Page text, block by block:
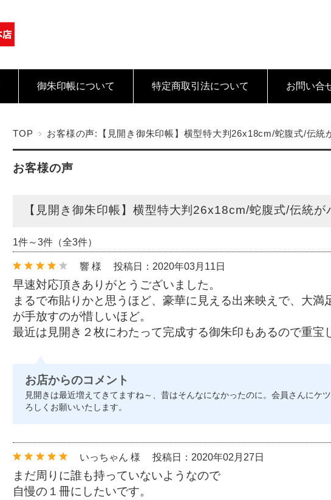
御朱印帳について 特定商取引法について お問い合
TOP お客様の声:【見開き御朱印帳】横型特大判26x18cm/蛇腹式/伝統
お客様の声
【見開き御朱印帳】横型特大判26x18cm/蛇腹式/伝統が
1件～3件（全3件）
響 様 投稿日：2020年03月11日
早速対応頂きありがとうございました。
まるで布貼りかと思うほど、豪華に見える出来映えで、大
が手放すのが惜しいほど。
最近は見開き２枚にわたって完成する御朱印もあるので重宝
お店からのコメント
見開きは最近増えてきてますね～、昔はそんなになかったのに。会員さんに
ろしくお願いいたします。
いっちゃん 様 投稿日：2020年02月27日
まだ周りに誰も持っていないようなので
自慢の１冊にしたいです。